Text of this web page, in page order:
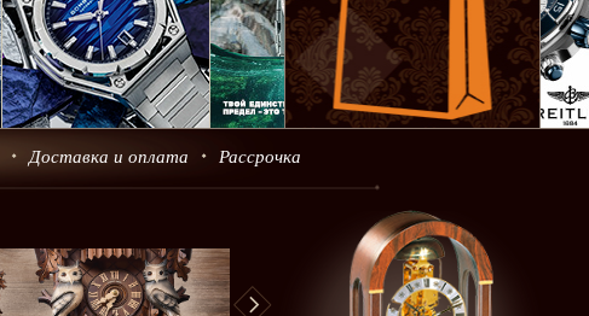
Доставка и оплата Рассрочка